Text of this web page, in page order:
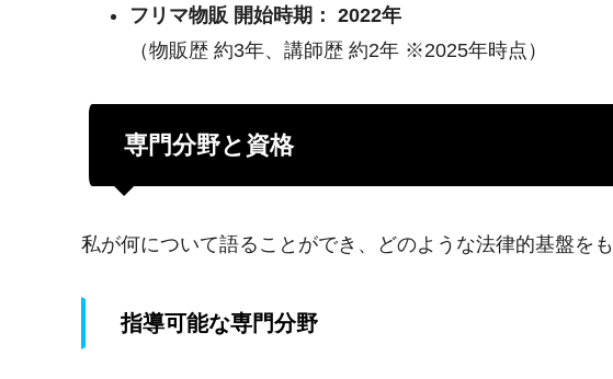
フリマ物販 開始時期： 2022年
（物販歴 約3年、講師歴 約2年 ※2025年時点）
専門分野と資格
私が何について語ることができ、どのような法律的基盤を
指導可能な専門分野